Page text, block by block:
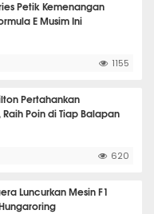
Petik Kemenangan
E Musim Ini
1155
Pertahankan
Raih Poin di Tiap Balapan
620
Luncurkan Mesin F1